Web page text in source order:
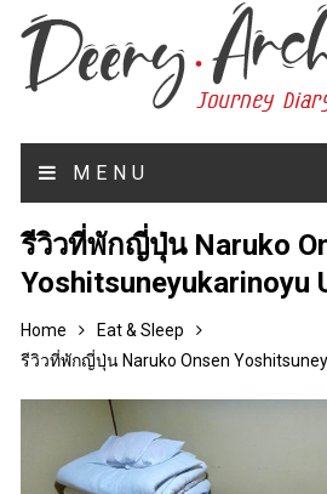
MENU
รีวิวที่พักญี่ปุ่น Naruko
Yoshitsuneyukarinoyu
Home
Eat & Sleep
รีวิวที่พักญี่ปุ่น Naruko Onsen